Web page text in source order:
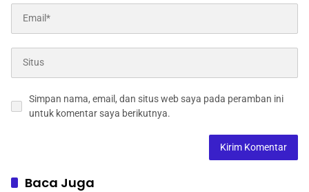
Simpan nama, email, dan situs web saya pada peramban ini
untuk komentar saya berikutnya.
Baca Juga